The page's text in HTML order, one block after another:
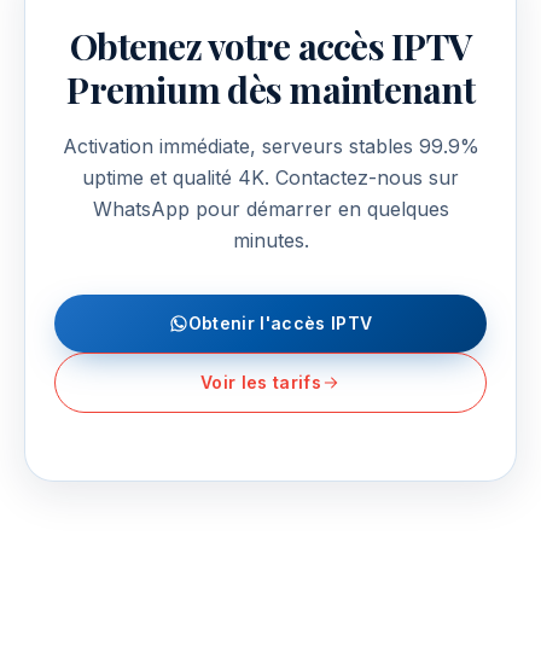
Obtenez votre accès IPTV
Premium dès maintenant
Activation immédiate, serveurs stables 99.9%
uptime et qualité 4K. Contactez-nous sur
WhatsApp pour démarrer en quelques
minutes.
Obtenir l'accès IPTV
Voir les tarifs